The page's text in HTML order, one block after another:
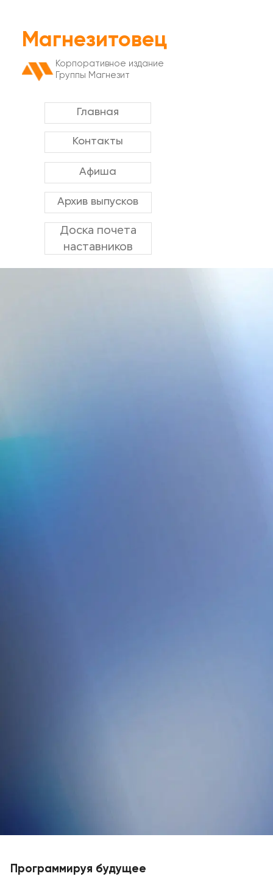
Архив выпусков
Корпоративное издание
Группы Магнезит
Доска почета
наставников
Афиша
Главная
Магнезитовец
Контакты
Программируя будущее